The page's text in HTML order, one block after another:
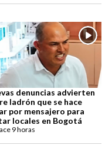
denuncias advierten
ladrón que se hace
por mensajero para
locales en Bogotá
9 horas